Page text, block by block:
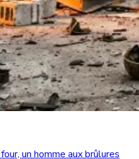
un homme aux brûlures